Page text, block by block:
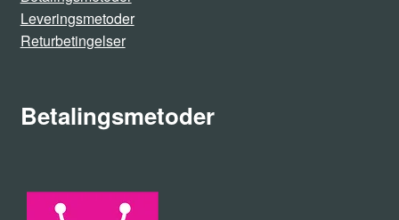
Leveringsmetoder
Returbetingelser
Betalingsmetoder